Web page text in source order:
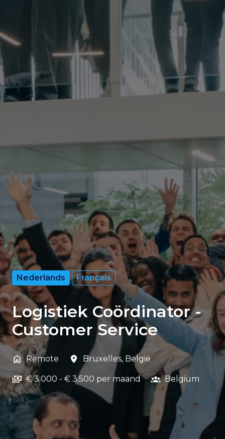
Nederlands Français
Logistiek Coördinator -
Customer Service
Remote Bruxelles, België
€ 3.000 - € 3.500 per maand Belgium